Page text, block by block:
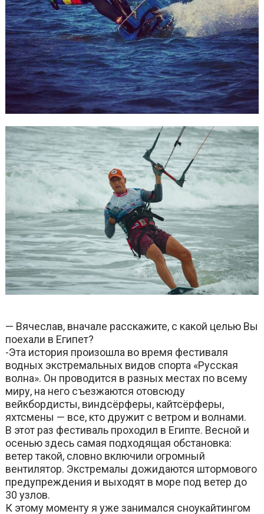
— Вячеслав, вначале расскажите, с какой целью Вы
поехали в Египет?
-Эта история произошла во время фестиваля
водных экстремальных видов спорта «Русская
волна». Он проводится в разных местах по всему
миру, на него съезжаются отовсюду
вейкбордисты, виндсёрферы, кайтсёрферы,
яхтсмены — все, кто дружит с ветром и волнами.
В этот раз фестиваль проходил в Египте. Весной и
осенью здесь самая подходящая обстановка:
ветер такой, словно включили огромный
вентилятор. Экстремалы дожидаются штормового
предупреждения и выходят в море под ветер до
30 узлов.
К этому моменту я уже занимался сноукайтингом